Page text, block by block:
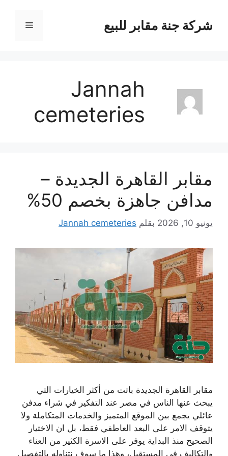
المحتوىشركة جنة مقابر للبيع القائمة
Jannah
cemeteries
مقابر القاهرة الجديدة –
مدافن جاهزة بخصم 50%
يونيو 10, 2026 بقلم Jannah cemeteries
مقابر القاهرة الجديدة باتت من أكثر الخيارات التي
يبحث عنها الناس في مصر عند التفكير في شراء مدفن
عائلي يجمع بين الموقع المتميز والخدمات المتكاملة ولا
يتوقف الامر على البعد العاطفي فقط، بل ان الاختيار
الصحيح منذ البداية يوفر على الاسرة الكثير من العناء
والتكاليف في المستقبل، وهذا ما سوف نتناوله بالتفصيل